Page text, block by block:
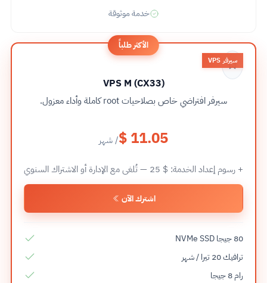
خدمة موثوقة
الأكثر طلباً
سيرفر VPS
VPS M (CX33)
سيرفر افتراضي خاص بصلاحيات root كاملة وأداء معزول.
$ 11.05/ شهر
+ رسوم إعداد الخدمة: 25 $ — تُلغى مع الإدارة أو الاشتراك السنوي
اشترك الآن
80 جيجا NVMe SSD
ترافيك 20 تيرا / شهر
رام 8 جيجا